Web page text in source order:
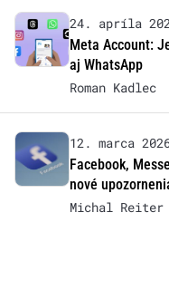
24. apríla
Meta Account:
aj WhatsApp
Roman Kadlec
12. marca
Facebook,
nové
Michal Reiter